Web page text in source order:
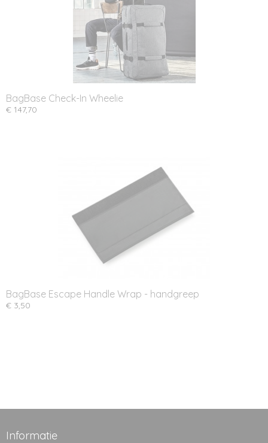
BagBase Check-In Wheelie
€ 147,70
BagBase Escape Handle Wrap - handgreep
€ 3,50
Informatie